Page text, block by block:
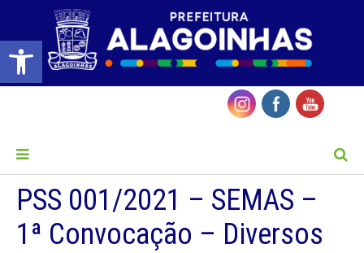
Barra de Ferramentas Aberta
PSS 001/2021 – SEMAS –
1ª Convocação – Diversos